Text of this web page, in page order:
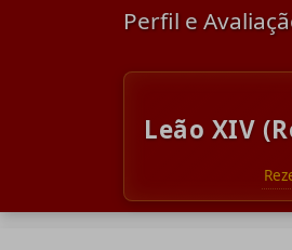
Perfil e
Leão XIV